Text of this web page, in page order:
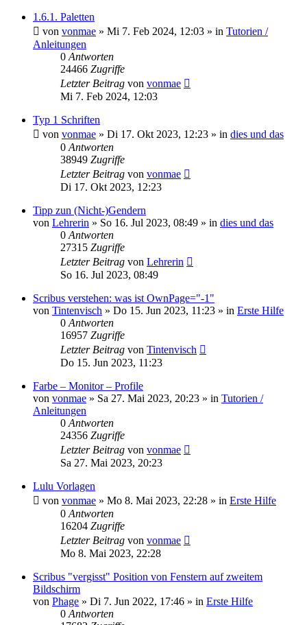
1.6.1. Paletten
von vonmae » Mi 7. Feb 2024, 12:03 » in Tutorien /
Anleitungen
0 Antworten
24466 Zugriffe
Letzter Beitrag von vonmae
Mi 7. Feb 2024, 12:03
Typ 1 Schriften
von vonmae » Di 17. Okt 2023, 12:23 » in dies und das
0 Antworten
38949 Zugriffe
Letzter Beitrag von vonmae
Di 17. Okt 2023, 12:23
Tipp zun (Nicht-)Gendern
von Lehrerin » So 16. Jul 2023, 08:49 » in dies und das
0 Antworten
27315 Zugriffe
Letzter Beitrag von Lehrerin
So 16. Jul 2023, 08:49
Scribus verstehen: was ist OwnPage="-1"
von Tintenvisch » Do 15. Jun 2023, 11:23 » in Erste Hilfe
0 Antworten
16957 Zugriffe
Letzter Beitrag von Tintenvisch
Do 15. Jun 2023, 11:23
Farbe – Monitor – Profile
von vonmae » Sa 27. Mai 2023, 20:23 » in Tutorien /
Anleitungen
0 Antworten
24356 Zugriffe
Letzter Beitrag von vonmae
Sa 27. Mai 2023, 20:23
Lulu Vorlagen
von vonmae » Mo 8. Mai 2023, 22:28 » in Erste Hilfe
0 Antworten
16204 Zugriffe
Letzter Beitrag von vonmae
Mo 8. Mai 2023, 22:28
Scribus "vergisst" Position von Fenstern auf zweitem
Bildschirm
von Phage » Di 7. Jun 2022, 17:46 » in Erste Hilfe
0 Antworten